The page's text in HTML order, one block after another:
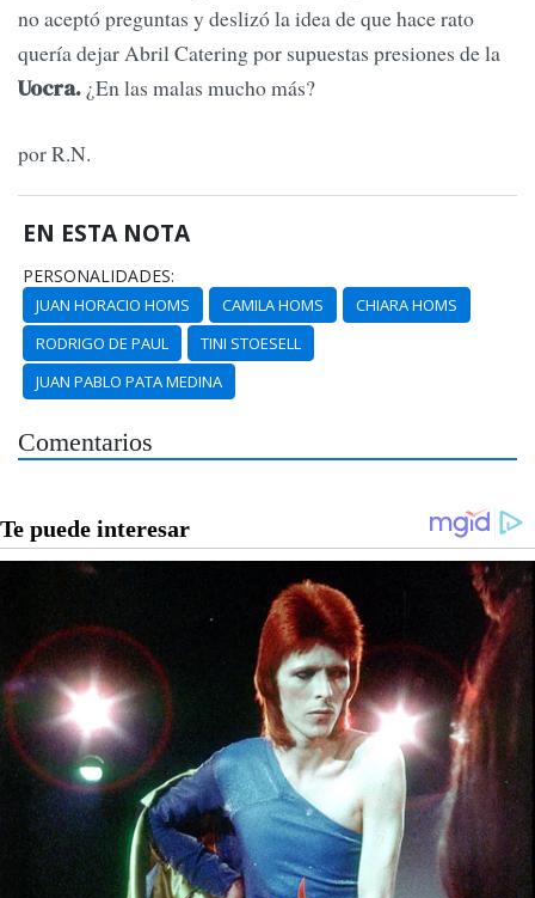
no aceptó preguntas y deslizó la idea de que hace rato
quería dejar Abril Catering por supuestas presiones de la
Uocra. ¿En las malas mucho más?
por R.N.
EN ESTA NOTA
PERSONALIDADES:
JUAN HORACIO HOMS CAMILA HOMS
CHIARA HOMS
RODRIGO DE PAUL
TINI STOESELL
JUAN PABLO PATA MEDINA
Comentarios